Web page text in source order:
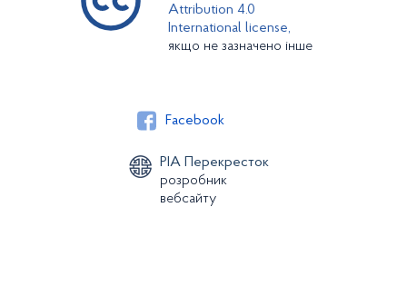
Attribution 4.0
International license,
якщо не зазначено інше
Facebook
РІА Перекресток
розробник
вебсайту